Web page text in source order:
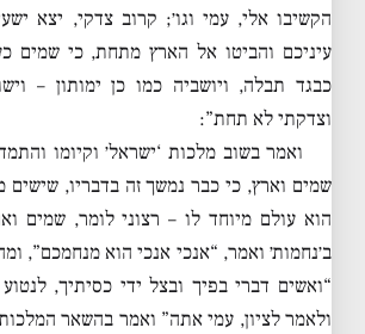
הקשיבו אלי, עמי וגו׳; קרוב צדקי, יצא
עיניכם והביטו אל הארץ מתחת, כי שמים
כבגד תבלה, ויושביה כמו כן ימותון –
וצדקתי לא תחת”:
ואמר בשוב מלכות ‘ישראל׳ וקיומו
שמים וארץ, כי כבר נמשך זה בדבריו, שישים
הוא עולם מיוחד לו – רצוני לומר, שמים
ב׳נחמות׳ ואמר, “אנכי אנכי הוא מנחמכם”,
“ואשים דברי בפיך ובצל ידי כסיתיך,
ולאמר לציון, עמי אתה” ואמר בהשאר המלכות